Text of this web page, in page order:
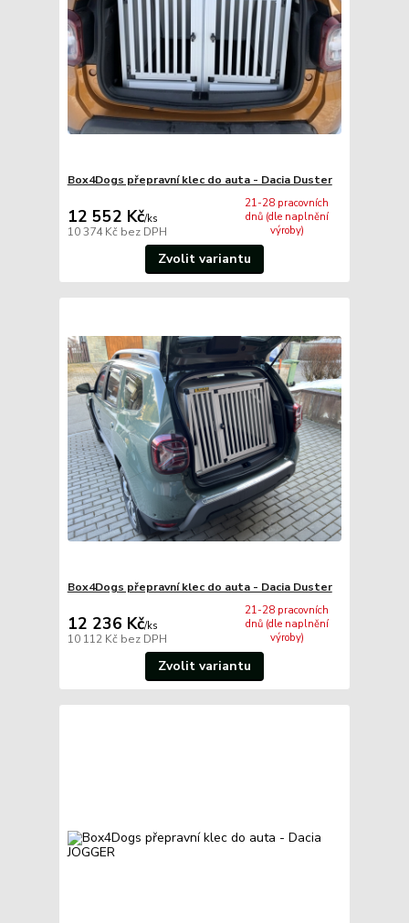
Box4Dogs přepravní klec do auta - Dacia Duster
12 552 Kč/ks
10 374 Kč bez DPH
21-28 pracovních
dnů (dle naplnění
výroby)
Zvolit variantu
Box4Dogs přepravní klec do auta - Dacia Duster
12 236 Kč/ks
10 112 Kč bez DPH
21-28 pracovních
dnů (dle naplnění
výroby)
Zvolit variantu